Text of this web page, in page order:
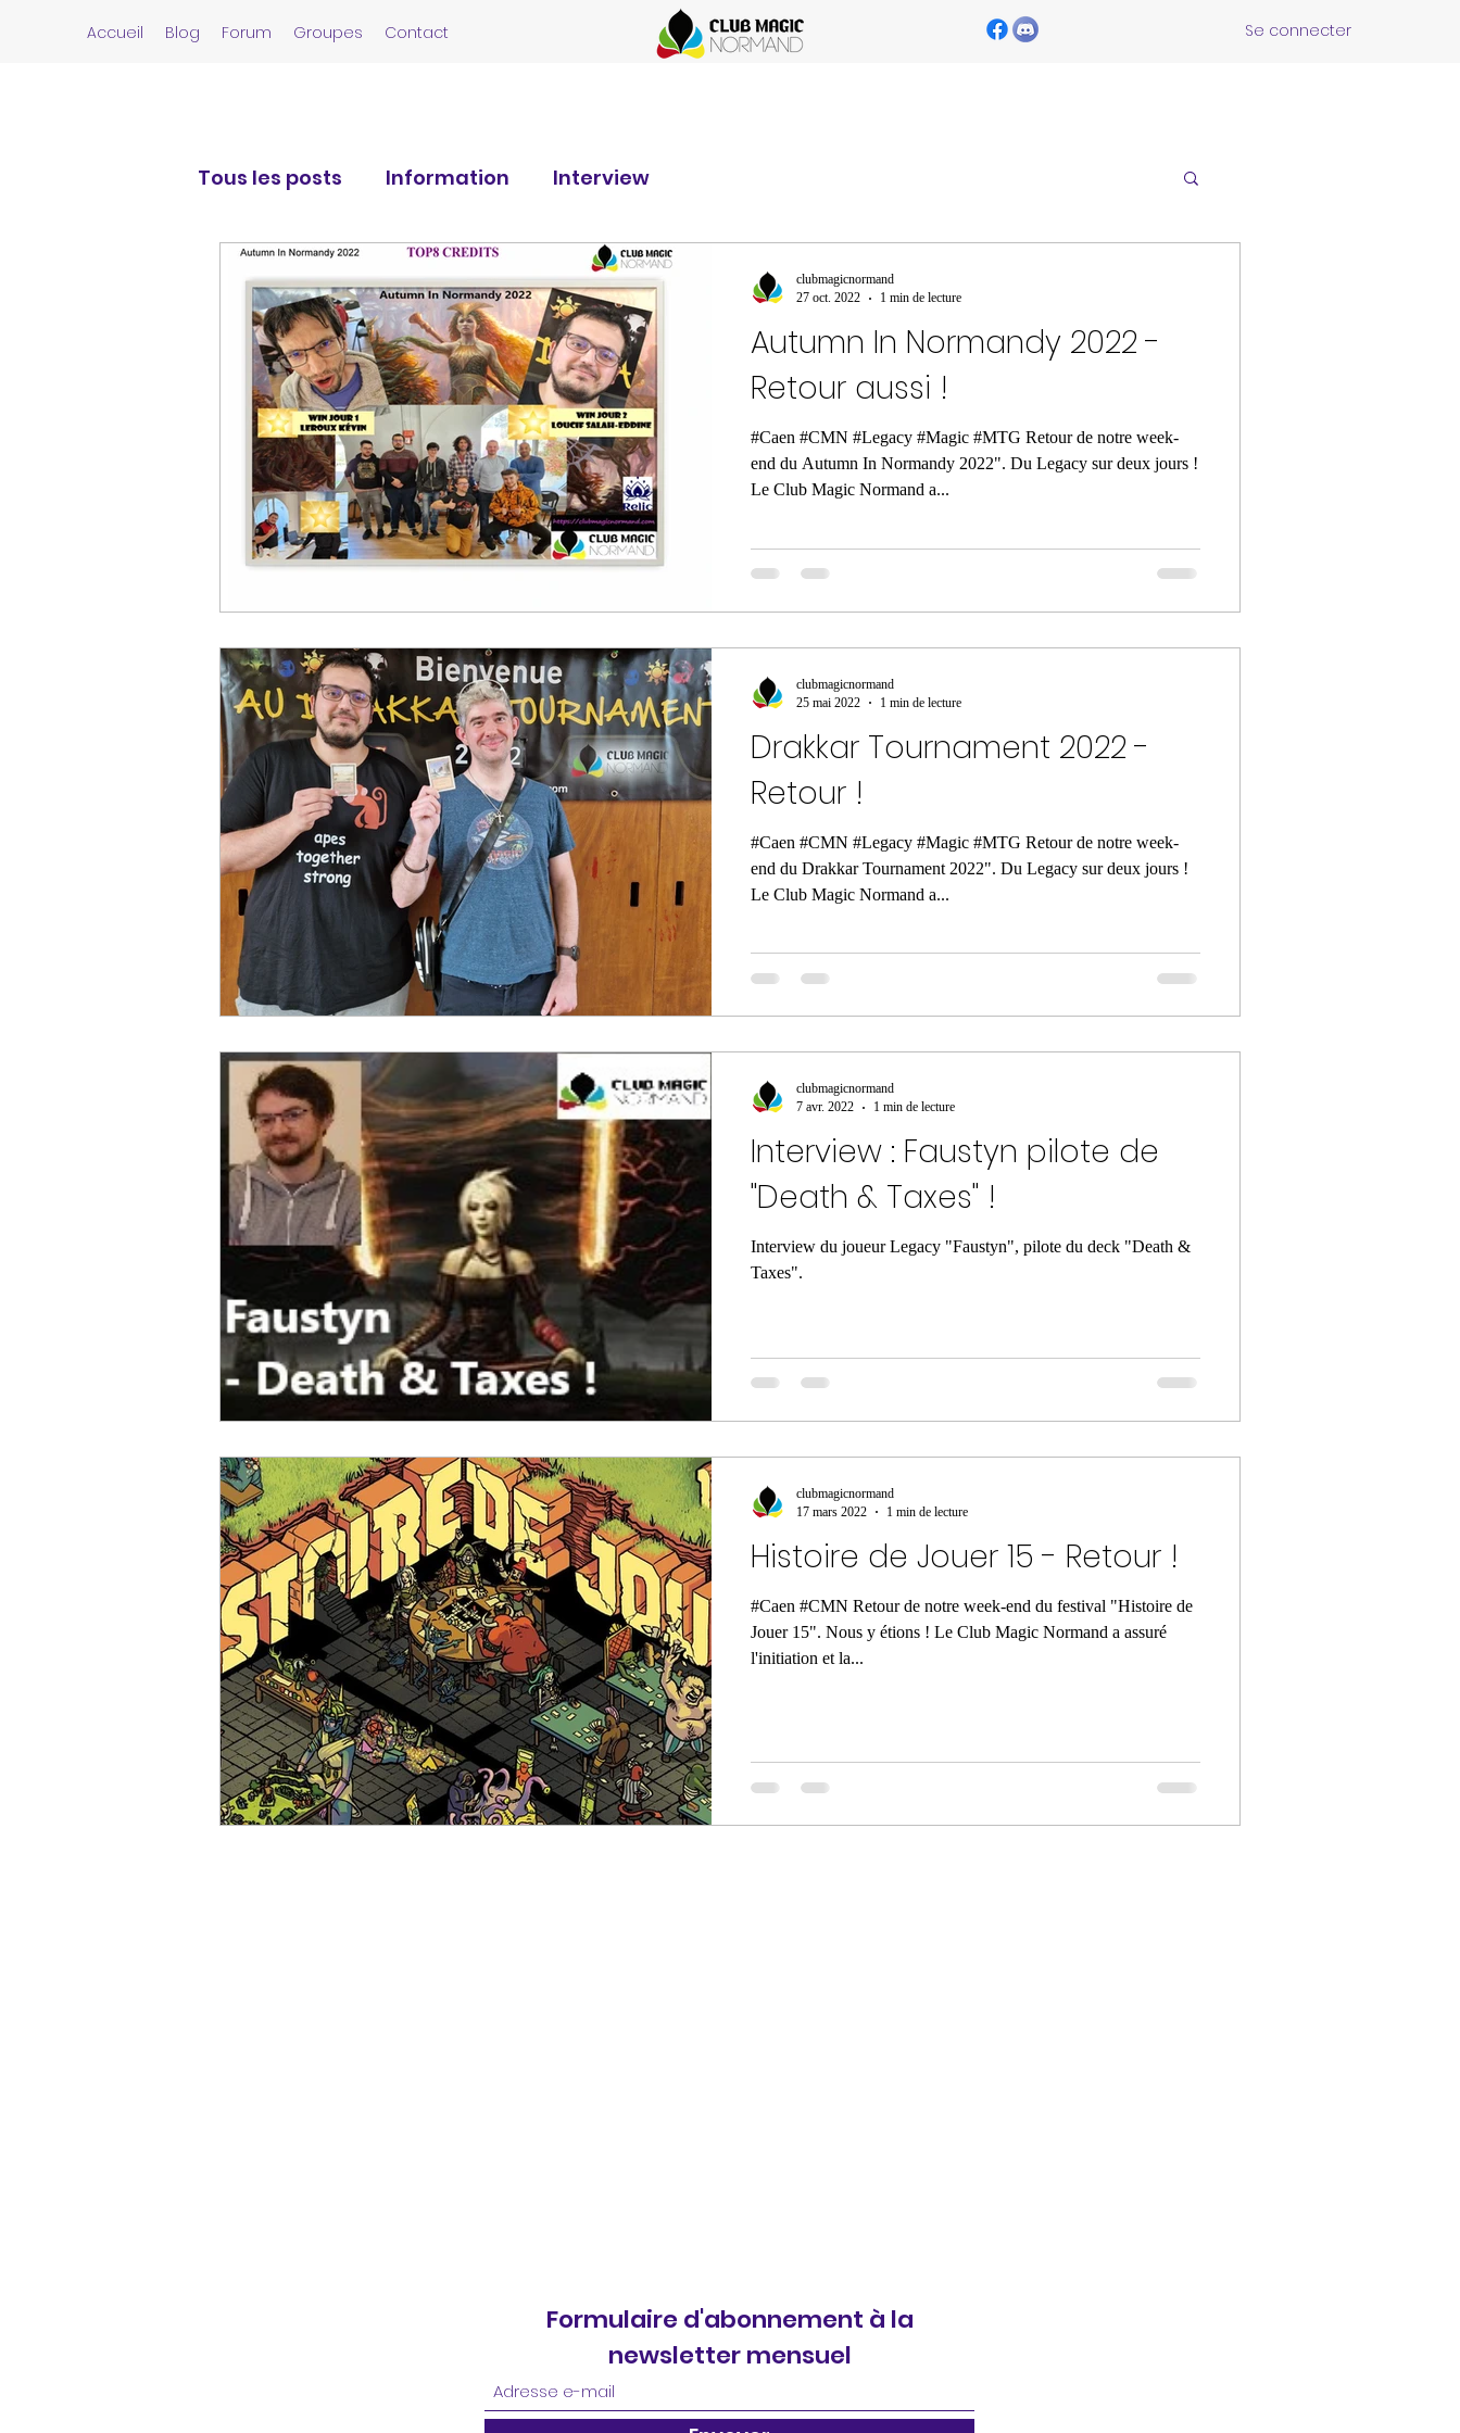
Accueil Blog Forum Groupes Contact Se connecter
Tous les posts Information Interview
Autumn In Normandy 2022 -
Retour aussi !
#Caen #CMN #Legacy #Magic #MTG Retour de notre week-
end du Autumn In Normandy 2022". Du Legacy sur deux jours !
Le Club Magic Normand a...
clubmagicnormand
27 oct. 2022
1 min de lecture
Drakkar Tournament 2022 -
Retour !
#Caen #CMN #Legacy #Magic #MTG Retour de notre week-
end du Drakkar Tournament 2022". Du Legacy sur deux jours !
Le Club Magic Normand a...
clubmagicnormand
25 mai 2022
1 min de lecture
Interview : Faustyn pilote de
"Death & Taxes" !
Interview du joueur Legacy "Faustyn", pilote du deck "Death &
Taxes".
clubmagicnormand
7 avr. 2022
1 min de lecture
Histoire de Jouer 15 - Retour !
#Caen #CMN Retour de notre week-end du festival "Histoire de
Jouer 15". Nous y étions ! Le Club Magic Normand a assuré
l'initiation et la...
clubmagicnormand
17 mars 2022
1 min de lecture
Formulaire d'abonnement à la
newsletter mensuel